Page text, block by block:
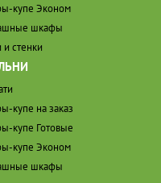
купе Эконом
шкафы
и стенки
купе на заказ
купе Готовые
купе Эконом
шкафы